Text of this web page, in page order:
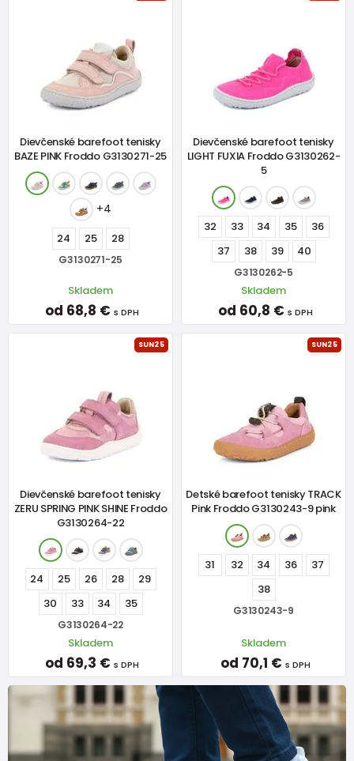
Dievčenské barefoot tenisky
BAZE PINK Froddo G3130271-25
+4
24 25 28
G3130271-25
Skladem
od 68,8 € s DPH
Dievčenské barefoot tenisky
LIGHT FUXIA Froddo G3130262-
5
32 33 34 35
36
37
38 39 40
G3130262-5
Skladem
od 60,8 € s DPH
SUN25
Dievčenské barefoot tenisky
ZERU SPRING PINK SHINE Froddo
G3130264-22
24 25 26 28
29
30
33 34 35
G3130264-22
Skladem
od 69,3 € s DPH
SUN25
Detské barefoot tenisky TRACK
Pink Froddo G3130243-9 pink
31 32 34 36
37
38
G3130243-9
Skladem
od 70,1 € s DPH